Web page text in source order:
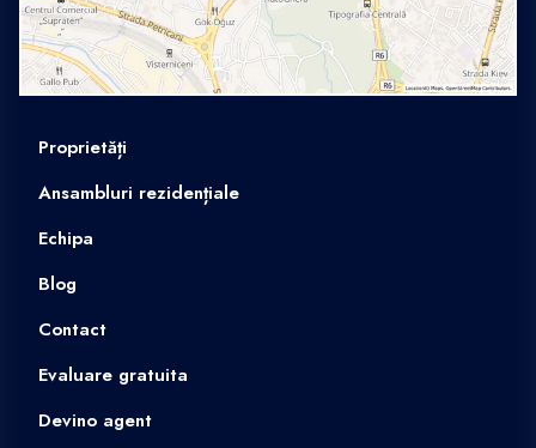
Proprietăți
Ansambluri rezidențiale
Echipa
Blog
Contact
Evaluare gratuita
Devino agent